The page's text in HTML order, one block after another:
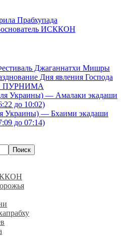
Прабхупада
основатель ИСККОН
Джаганнатхи Мишры
Дня явления Господа
ПУРНИМА
Украины) — Амалаки экадаши
до 10:02)
Украины) — Бхаими экадаши
до 07:14)
Поиск